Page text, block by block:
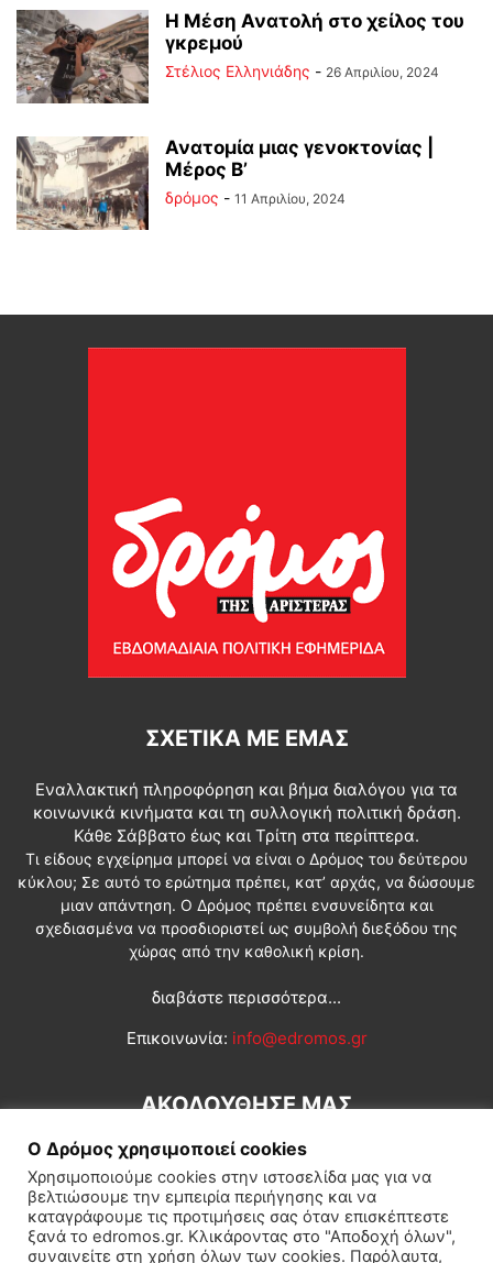
Η Μέση Ανατολή στο χείλος του
γκρεμού
Στέλιος Ελληνιάδης - 26 Απριλίου, 2024
Ανατομία μιας γενοκτονίας |
Μέρος Β’
δρόμος - 11 Απριλίου, 2024
ΣΧΕΤΙΚΆ ΜΕ ΕΜΆΣ
Εναλλακτική πληροφόρηση και βήμα διαλόγου για τα
κοινωνικά κινήματα και τη συλλογική πολιτική δράση.
Κάθε Σάββατο έως και Τρίτη στα περίπτερα.
Τι είδους εγχείρημα μπορεί να είναι ο Δρόμος του δεύτερου
κύκλου; Σε αυτό το ερώτημα πρέπει, κατ’ αρχάς, να δώσουμε
μιαν απάντηση. Ο Δρόμος πρέπει ενσυνείδητα και
σχεδιασμένα να προσδιοριστεί ως συμβολή διεξόδου της
χώρας από την καθολική κρίση.
διαβάστε περισσότερα...
Επικοινωνία: info@edromos.gr
ΑΚΟΛΟΥΘΗΣΕ ΜΑΣ
Ο Δρόμος χρησιμοποιεί cookies
Χρησιμοποιούμε cookies στην ιστοσελίδα μας για να
βελτιώσουμε την εμπειρία περιήγησης και να
καταγράφουμε τις προτιμήσεις σας όταν επισκέπτεστε
ξανά το edromos.gr. Κλικάροντας στο "Αποδοχή όλων",
συναινείτε στη χρήση όλων των cookies. Παρόλαυτα,